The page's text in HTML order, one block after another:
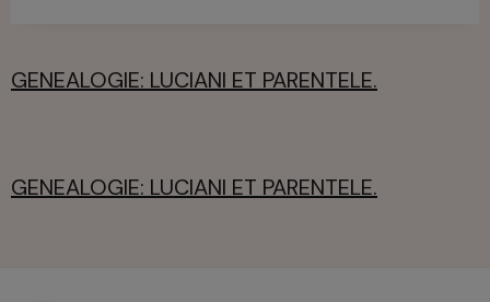
GENEALOGIE: LUCIANI ET PARENTELE.
GENEALOGIE: LUCIANI ET PARENTELE.